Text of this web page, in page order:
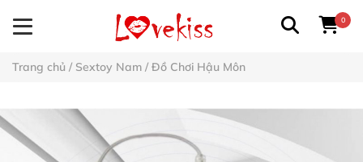
0
Trang chủ / Sextoy Nam / Đồ Chơi Hậu Môn